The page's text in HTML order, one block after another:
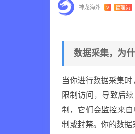
神龙海外 V 管理员
数据采集，为
当你进行数据采集
限制访问，导致后
制，它们会监控来
制或封禁。你的数据